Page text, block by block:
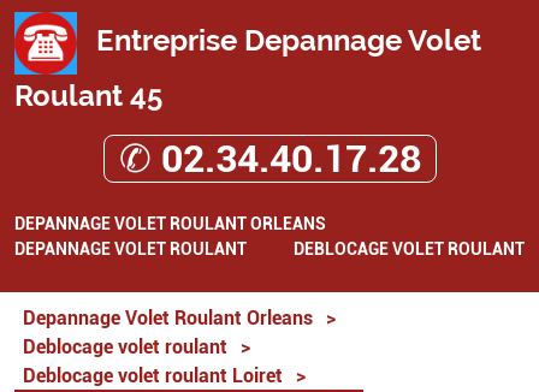
Entreprise Depannage Volet
Roulant 45
✆ 02.34.40.17.28
DEPANNAGE VOLET ROULANT ORLEANS
DEPANNAGE VOLET ROULANT
DEBLOCAGE VOLET ROULANT
Depannage Volet Roulant Orleans
>
Deblocage volet roulant
>
Deblocage volet roulant Loiret
>